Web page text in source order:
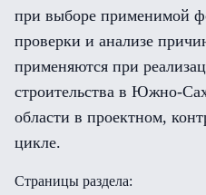
при выборе применимой
проверки и анализе
применяются при
строительства в Южно-
области в проектном,
цикле.
Страницы раздела: